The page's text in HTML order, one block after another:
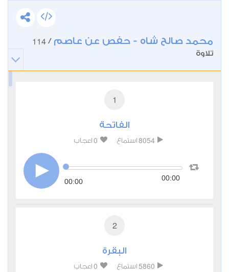
محمد صالح شاه - حفص عن عاصم /
114
تلاوة
1
الفاتحة
8054 استماع 0 اعجاب
00:00 00:00
2
البقرة
5860 استماع 0 اعجاب